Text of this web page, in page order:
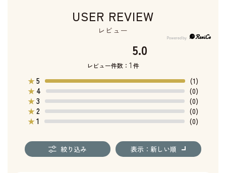
USER REVIEW
レビュー
5.0
レビュー件数： 1 件
★5
(1)
★ 4
(0)
★3
(0)
★2
(0)
★1 (0)
絞り込み 表示：新しい順